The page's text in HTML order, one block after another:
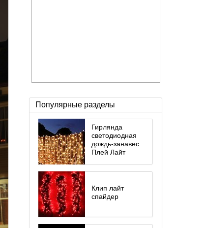
Популярные разделы
Гирлянда
светодиодная
дождь-занавес
Плей Лайт
Клип лайт
спайдер